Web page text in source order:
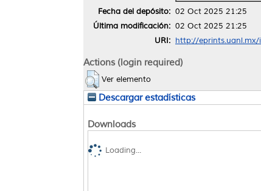
Fecha del depósito: 02 Oct 2025 21:25
Última modificación: 02 Oct 2025 21:25
URI: http://
Actions (login required)
Ver elemento
Descargar estadísticas
Downloads
Loading...